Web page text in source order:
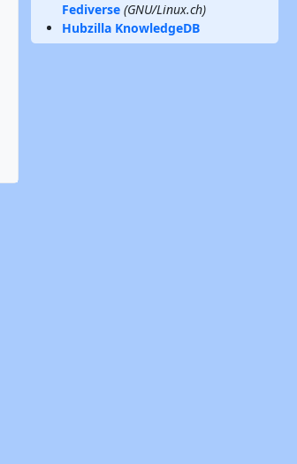
Fediverse (GNU/Linux.ch)
Hubzilla KnowledgeDB